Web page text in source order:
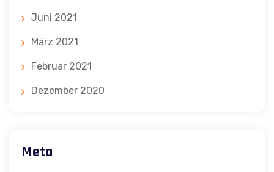
Juni 2021
März 2021
Februar 2021
Dezember 2020
Meta